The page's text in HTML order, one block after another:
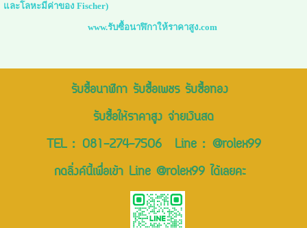
และโลหะมีค่าของ Fischer)
www.รับซื้อนาฬิกาให้ราคาสูง.com
รับซื้อนาฬิกา รับซื้อเพชร รับซื้อทอง
รับซื้อให้ราคาสูง จ่ายเงินสด
TEL : 081-274-7506Line : @rolex99
กดลิ่งค์นี้เพื่อเข้า Line @rolex99 ได้เลยคะ